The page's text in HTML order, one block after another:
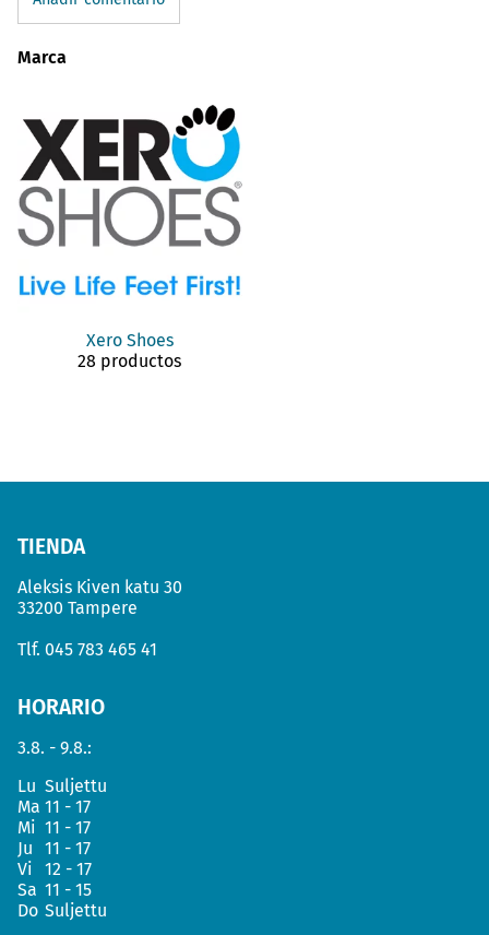
Marca
Xero Shoes
28 productos
TIENDA
Aleksis Kiven katu 30
33200 Tampere
Tlf. 045 783 465 41
HORARIO
3.8. - 9.8.:
Lu Suljettu
Ma 11 - 17
Mi 11 - 17
Ju
11 - 17
Vi
12 - 17
Sa 11 - 15
Do Suljettu